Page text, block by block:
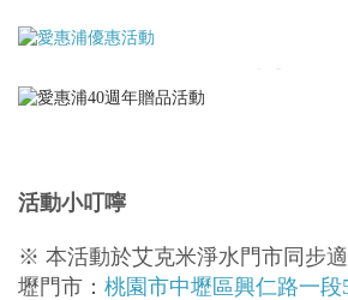
活動小叮嚀
※ 本活動於艾克米淨水門市同步
壢門市： 桃園市中壢區興仁路一段